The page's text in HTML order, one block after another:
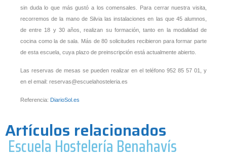
sin duda lo que más gustó a los comensales. Para cerrar nuestra visita,
recorremos de la mano de Silvia las instalaciones en las que 45 alumnos,
de entre 18 y 30 años, realizan su formación, tanto en la modalidad de
cocina como la de sala. Más de 80 solicitudes recibieron para formar parte
de esta escuela, cuya plazo de preinscripción está actualmente abierto.
Las reservas de mesas se pueden realizar en el teléfono 952 85 57 01, y
en el email: reservas@escuelahosteleria.es
Referencia: DiarioSol.es
Artículos relacionados
Escuela Hostelería Benahavís